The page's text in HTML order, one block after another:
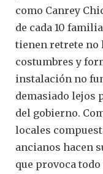
como Canrey
de cada 10
tienen retrete
costumbres y
instalación no
demasiado lejos
del gobierno.
locales
ancianos hacen
que provoca